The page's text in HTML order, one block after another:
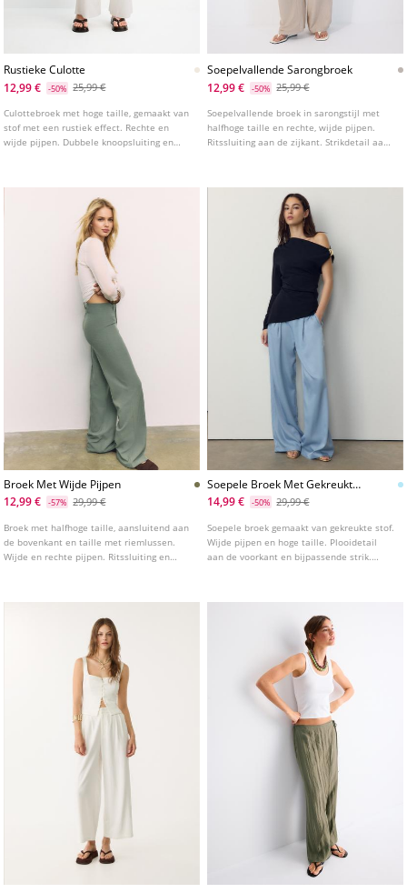
Rustieke Culotte
12,99 €
-50% 25,99 €
Culottebroek met hoge taille, gemaakt van
stof met een rustiek effect. Rechte en
wijde pijpen. Dubbele knoopsluiting en
kleuren.
Soepelvallende Sarongbroek
12,99 €
-50% 25,99 €
Soepelvallende broek in sarongstijl met
halfhoge taille en rechte, wijde pijpen.
Ritssluiting aan de zijkant. Strikdetail aan
Broek Met Wijde Pijpen
12,99 €
-57% 29,99 €
Broek met halfhoge taille, aansluitend aan
de bovenkant en taille met riemlussen.
Wijde en rechte pijpen. Ritssluiting en
Soepele Broek Met Gekreukt
Effect En Strik
14,99 € -50% 29,99 €
Soepele broek gemaakt van gekreukte stof.
Wijde pijpen en hoge taille. Plooidetail
aan de voorkant en bijpassende strik.
kleuren.